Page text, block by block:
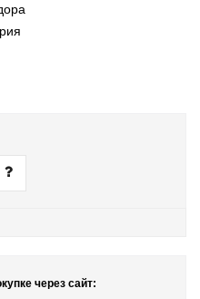
через сайт: